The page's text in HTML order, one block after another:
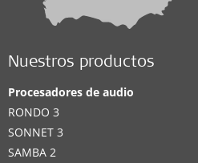
Nuestros productos
Procesadores de audio
RONDO 3
SONNET 3
SAMBA 2